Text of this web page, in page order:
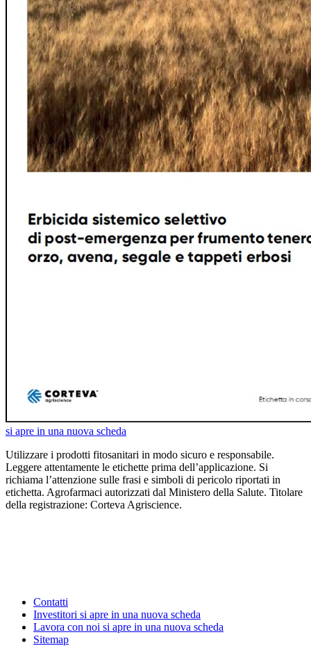
si apre in una nuova scheda
Utilizzare i prodotti fitosanitari in modo sicuro e responsabile.
Leggere attentamente le etichette prima dell’applicazione. Si
richiama l’attenzione sulle frasi e simboli di pericolo riportati in
etichetta. Agrofarmaci autorizzati dal Ministero della Salute. Titolare
della registrazione: Corteva Agriscience.
Contatti
Investitori si apre in una nuova scheda
Lavora con noi si apre in una nuova scheda
Sitemap